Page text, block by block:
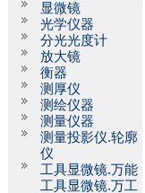
显微镜
光学仪器
分光光度计
放大镜
衡器
测厚仪
测绘仪器
测量仪器
测量投影仪.轮廓
仪
工具显微镜.万能
工具显微镜.万工